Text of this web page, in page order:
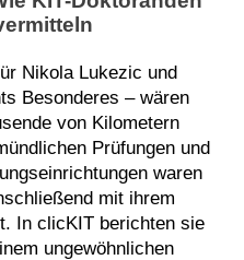
Nikola Lukezic und
Besonderes – wären
von Kilometern
Prüfungen und
waren
mit ihrem
In clicKIT berichten sie
ungewöhnlichen